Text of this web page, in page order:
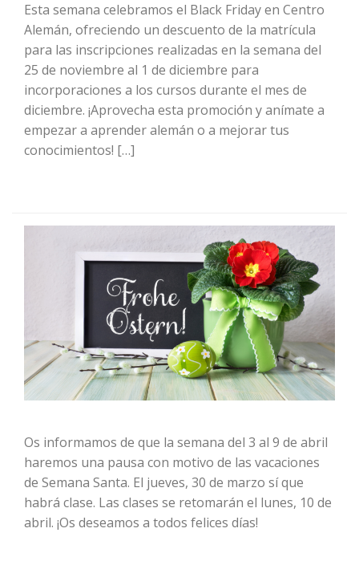
Esta semana celebramos el Black Friday en Centro
Alemán, ofreciendo un descuento de la matrícula
para las inscripciones realizadas en la semana del
25 de noviembre al 1 de diciembre para
incorporaciones a los cursos durante el mes de
diciembre. ¡Aprovecha esta promoción y anímate a
empezar a aprender alemán o a mejorar tus
conocimientos! […]
Os informamos de que la semana del 3 al 9 de abril
haremos una pausa con motivo de las vacaciones
de Semana Santa. El jueves, 30 de marzo sí que
habrá clase. Las clases se retomarán el lunes, 10 de
abril. ¡Os deseamos a todos felices días!